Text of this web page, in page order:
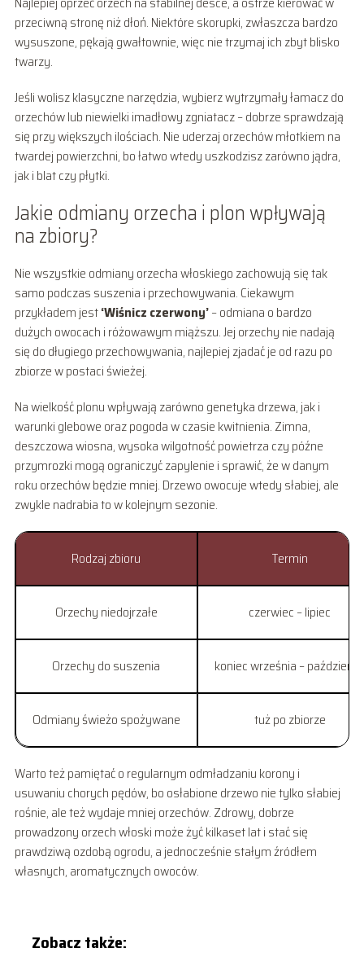
przeciwną stronę niż dłoń. Niektóre skorupki, zwłaszcza bardzo
wysuszone, pękają gwałtownie, więc nie trzymaj ich zbyt blisko
twarzy.
Jeśli wolisz klasyczne narzędzia, wybierz wytrzymały łamacz do
orzechów lub niewielki imadłowy zgniatacz – dobrze sprawdzają
się przy większych ilościach. Nie uderzaj orzechów młotkiem na
twardej powierzchni, bo łatwo wtedy uszkodzisz zarówno jądra,
jak i blat czy płytki.
Jakie odmiany orzecha i plon wpływają
na zbiory?
Nie wszystkie odmiany orzecha włoskiego zachowują się tak
samo podczas suszenia i przechowywania. Ciekawym
przykładem jest‘Wiśnicz czerwony’– odmiana o bardzo
dużych owocach i różowawym miąższu. Jej orzechy nie nadają
się do długiego przechowywania, najlepiej zjadać je od razu po
zbiorze w postaci świeżej.
Na wielkość plonu wpływają zarówno genetyka drzewa, jak i
warunki glebowe oraz pogoda w czasie kwitnienia. Zimna,
deszczowa wiosna, wysoka wilgotność powietrza czy późne
przymrozki mogą ograniczyć zapylenie i sprawić, że w danym
roku orzechów będzie mniej. Drzewo owocuje wtedy słabiej, ale
zwykle nadrabia to w kolejnym sezonie.
Rodzaj zbioru Termin
Orzechy niedojrzałe czerwiec – lipiec
Orzechy do suszenia koniec września –
Odmiany świeżo spożywane tuż po zbiorze
Warto też pamiętać o regularnym odmładzaniu korony i
usuwaniu chorych pędów, bo osłabione drzewo nie tylko słabiej
rośnie, ale też wydaje mniej orzechów. Zdrowy, dobrze
prowadzony orzech włoski może żyć kilkaset lat i stać się
prawdziwą ozdobą ogrodu, a jednocześnie stałym źródłem
własnych, aromatycznych owoców.
Zobacz także: